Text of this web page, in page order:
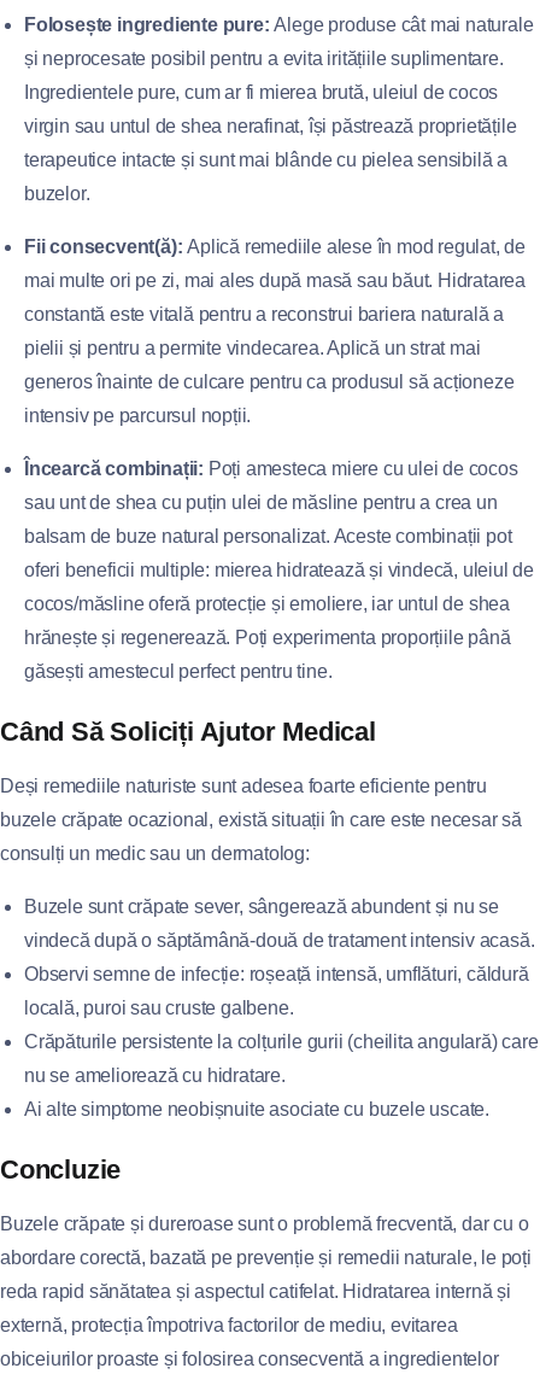
Folosește ingrediente pure: Alege produse cât mai naturale
și neprocesate posibil pentru a evita iritățiile suplimentare.
Ingredientele pure, cum ar fi mierea brută, uleiul de cocos
virgin sau untul de shea nerafinat, își păstrează proprietățile
terapeutice intacte și sunt mai blânde cu pielea sensibilă a
buzelor.
Fii consecvent(ă): Aplică remediile alese în mod regulat, de
mai multe ori pe zi, mai ales după masă sau băut. Hidratarea
constantă este vitală pentru a reconstrui bariera naturală a
pielii și pentru a permite vindecarea. Aplică un strat mai
generos înainte de culcare pentru ca produsul să acționeze
intensiv pe parcursul nopții.
Încearcă combinații: Poți amesteca miere cu ulei de cocos
sau unt de shea cu puțin ulei de măsline pentru a crea un
balsam de buze natural personalizat. Aceste combinații pot
oferi beneficii multiple: mierea hidratează și vindecă, uleiul de
cocos/măsline oferă protecție și emoliere, iar untul de shea
hrănește și regenerează. Poți experimenta proporțiile până
găsești amestecul perfect pentru tine.
Când Să Soliciți Ajutor Medical
Deși remediile naturiste sunt adesea foarte eficiente pentru
buzele crăpate ocazional, există situații în care este necesar să
consulți un medic sau un dermatolog:
Buzele sunt crăpate sever, sângerează abundent și nu se
vindecă după o săptămână-două de tratament intensiv acasă.
Observi semne de infecție: roșeață intensă, umflături, căldură
locală, puroi sau cruste galbene.
Crăpăturile persistente la colțurile gurii (cheilita angulară) care
nu se ameliorează cu hidratare.
Ai alte simptome neobișnuite asociate cu buzele uscate.
Concluzie
Buzele crăpate și dureroase sunt o problemă frecventă, dar cu o
abordare corectă, bazată pe prevenție și remedii naturale, le poți
reda rapid sănătatea și aspectul catifelat. Hidratarea internă și
externă, protecția împotriva factorilor de mediu, evitarea
obiceiurilor proaste și folosirea consecventă a ingredientelor